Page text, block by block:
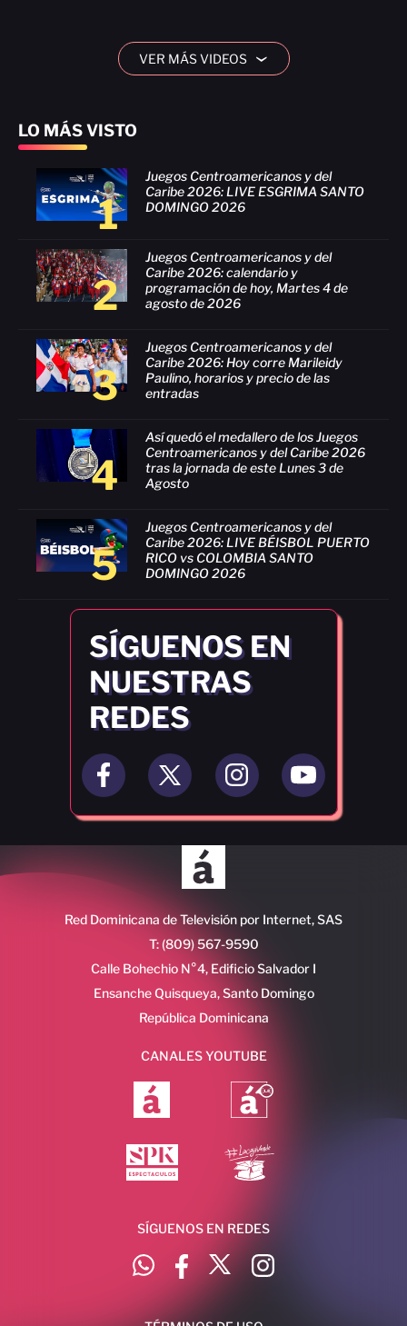
LO MÁS VISTO
1
Juegos Centroamericanos y del
Caribe 2026: LIVE ESGRIMA SANTO
DOMINGO 2026
2
Juegos Centroamericanos y del
Caribe 2026: calendario y
programación de hoy, Martes 4 de
agosto de 2026
3
Juegos Centroamericanos y del
Caribe 2026: Hoy corre Marileidy
Paulino, horarios y precio de las
entradas
4
Así quedó el medallero de los Juegos
Centroamericanos y del Caribe 2026
tras la jornada de este Lunes 3 de
Agosto
5
Juegos Centroamericanos y del
Caribe 2026: LIVE BÉISBOL PUERTO
RICO vs COLOMBIA SANTO
DOMINGO 2026
SÍGUENOS EN
NUESTRAS
REDES
VER MÁS VIDEOS ›
Red Dominicana de Televisión por Internet, SAS
T: (809) 567-9590
Calle Bohechio N°4, Edificio Salvador I
Ensanche Quisqueya, Santo Domingo
República Dominicana
CANALES YOUTUBE
SÍGUENOS EN REDES